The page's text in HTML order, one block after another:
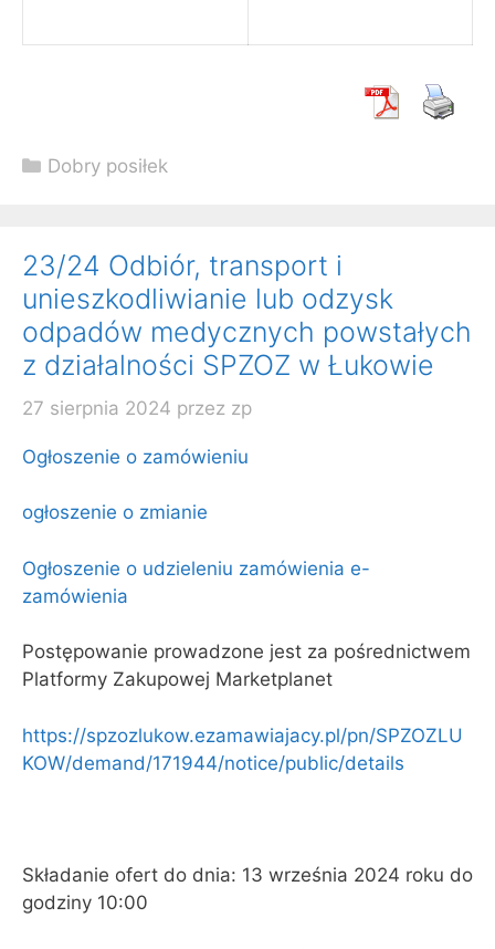
Kategorie
Dobry posiłek
23/24 Odbiór, transport i
unieszkodliwianie lub odzysk
odpadów medycznych powstałych
z działalności SPZOZ w Łukowie
27 sierpnia 2024 przez zp
Ogłoszenie o zamówieniu
ogłoszenie o zmianie
Ogłoszenie o udzieleniu zamówienia e-
zamówienia
Postępowanie prowadzone jest za pośrednictwem
Platformy Zakupowej Marketplanet
https://spzozlukow.ezamawiajacy.pl/pn/SPZOZLU
KOW/demand/171944/notice/public/details
Składanie ofert do dnia: 13 września 2024 roku do
godziny 10:00